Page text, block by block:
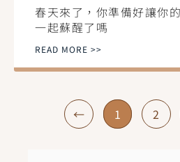
春天來了，你準備好讓你
一起蘇醒了嗎
READ MORE >>
← 1 2